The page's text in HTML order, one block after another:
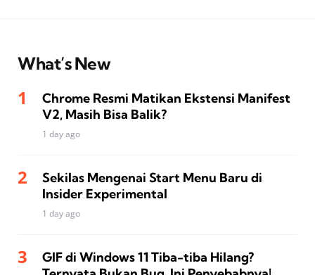
What’s New
Chrome Resmi Matikan Ekstensi Manifest
V2, Masih Bisa Balik?
1 day ago
Sekilas Mengenai Start Menu Baru di
Insider Experimental
1 day ago
GIF di Windows 11 Tiba-tiba Hilang?